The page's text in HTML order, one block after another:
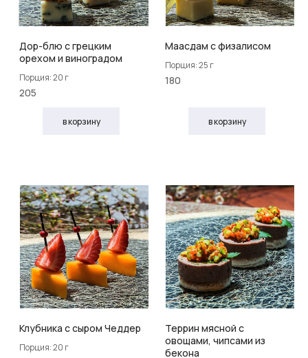
Дор-блю с грецким
орехом и виноградом
Порция: 20 г
205
в корзину
Маасдам с физалисом
Порция: 25 г
180
в корзину
Клубника с сыром Чеддер
Порция: 20 г
Террин мясной с
овощами, чипсами из
бекона